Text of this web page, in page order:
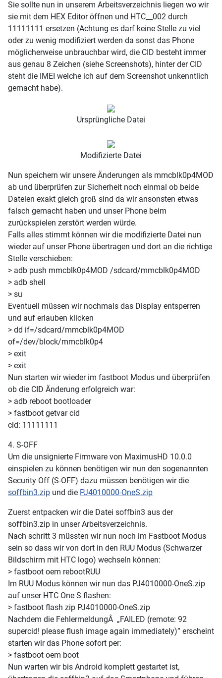
Sie sollte nun in unserem Arbeitsverzeichnis liegen wo wir
sie mit dem HEX Editor öffnen und HTC__002 durch
11111111 ersetzen (Achtung es darf keine Stelle zu viel
oder zu wenig modifiziert werden da sonst das Phone
möglicherweise unbrauchbar wird, die CID besteht immer
aus genau 8 Zeichen (siehe Screenshots), hinter der CID
steht die IMEI welche ich auf dem Screenshot unkenntlich
gemacht habe).
Ursprüngliche Datei
Modifizierte Datei
Nun speichern wir unsere Änderungen als mmcblk0p4MOD
ab und überprüfen zur Sicherheit noch einmal ob beide
Dateien exakt gleich groß sind da wir ansonsten etwas
falsch gemacht haben und unser Phone beim
zurückspielen zerstört werden würde.
Falls alles stimmt können wir die modifizierte Datei nun
wieder auf unser Phone übertragen und dort an die richtige
Stelle verschieben:
> adb push mmcblk0p4MOD /sdcard/mmcblk0p4MOD
> adb shell
> su
Eventuell müssen wir nochmals das Display entsperren
und auf erlauben klicken
> dd if=/sdcard/mmcblk0p4MOD
of=/dev/block/mmcblk0p4
> exit
> exit
Nun starten wir wieder im fastboot Modus und überprüfen
ob die CID Änderung erfolgreich war:
> adb reboot bootloader
> fastboot getvar cid
cid: 11111111
4. S-OFF
Um die unsignierte Firmware von MaximusHD 10.0.0
einspielen zu können benötigen wir nun den sogenannten
Security Off (S-OFF) dazu müssen benötigen wir die
soffbin3.zip und die PJ4010000-OneS.zip
Zuerst entpacken wir die Datei soffbin3 aus der
soffbin3.zip in unser Arbeitsverzeichnis.
Nach schritt 3 müssten wir nun noch im Fastboot Modus
sein so dass wir von dort in den RUU Modus (Schwarzer
Bildschirm mit HTC logo) wechseln können:
> fastboot oem rebootRUU
Im RUU Modus können wir nun das PJ4010000-OneS.zip
auf unser HTC One S flashen:
> fastboot flash zip PJ4010000-OneS.zip
Nachdem die FehlermeldungÂ „FAILED (remote: 92
supercid! please flush image again immediately)” erscheint
starten wir das Phone sofort per:
> fastboot oem boot
Nun warten wir bis Android komplett gestartet ist,